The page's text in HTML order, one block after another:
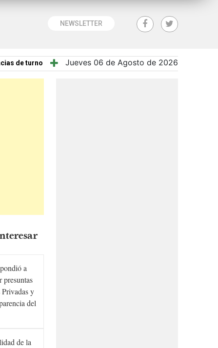
NEWSLETTER
de turno Jueves 06 de Agosto de 2026
a
presuntas
y
del
de la